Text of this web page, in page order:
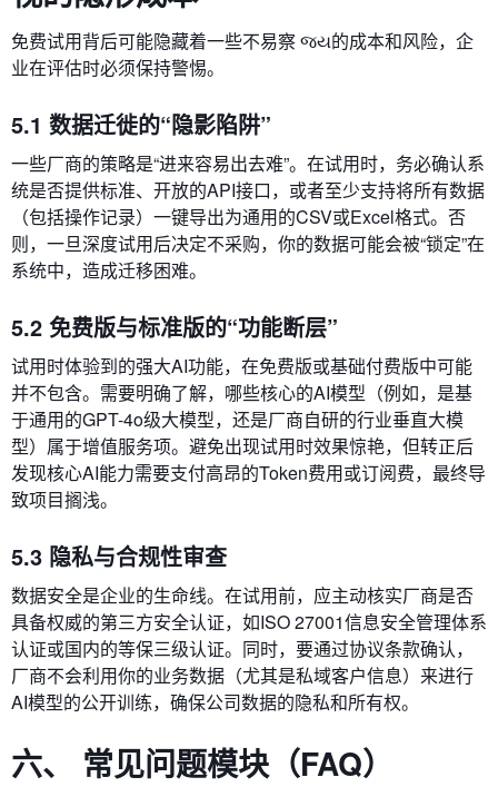
免费试用背后可能隐藏着一些不易察 જય的成本和风险，企
业在评估时必须保持警惕。
5.1 数据迁徙的“隐影陷阱”
一些厂商的策略是“进来容易出去难”。在试用时，务必确认系
统是否提供标准、开放的API接口，或者至少支持将所有数据
（包括操作记录）一键导出为通用的CSV或Excel格式。否
则，一旦深度试用后决定不采购，你的数据可能会被“锁定”在
系统中，造成迁移困难。
5.2 免费版与标准版的“功能断层”
试用时体验到的强大AI功能，在免费版或基础付费版中可能
并不包含。需要明确了解，哪些核心的AI模型（例如，是基
于通用的GPT-4o级大模型，还是厂商自研的行业垂直大模
型）属于增值服务项。避免出现试用时效果惊艳，但转正后
发现核心AI能力需要支付高昂的Token费用或订阅费，最终导
致项目搁浅。
5.3 隐私与合规性审查
数据安全是企业的生命线。在试用前，应主动核实厂商是否
具备权威的第三方安全认证，如ISO 27001信息安全管理体系
认证或国内的等保三级认证。同时，要通过协议条款确认，
厂商不会利用你的业务数据（尤其是私域客户信息）来进行
AI模型的公开训练，确保公司数据的隐私和所有权。
六、 常见问题模块（FAQ）